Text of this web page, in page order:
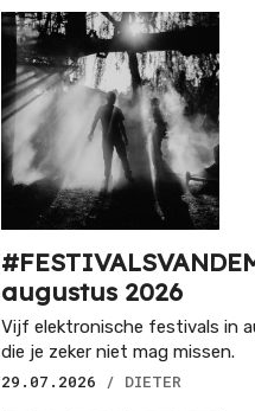
augustus 2026
Vijf elektronische festivals in
die je zeker niet mag missen.
29.07.2026
/ DIETER